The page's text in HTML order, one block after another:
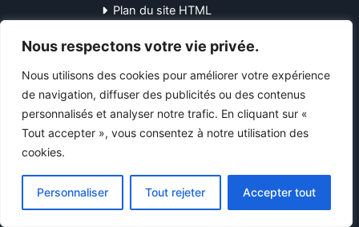
Nous respectons votre vie privée.
Nous utilisons des cookies pour améliorer votre expérience
de navigation, diffuser des publicités ou des contenus
personnalisés et analyser notre trafic. En cliquant sur «
Tout accepter », vous consentez à notre utilisation des
cookies.
Personnaliser Tout rejeter Accepter tout
Plan du site HTML
Liens rapides
Maison
À propos de nous
Blog
Contactez-nous
Coordonnées
10-12 Pl. Général Leclerc, 45170